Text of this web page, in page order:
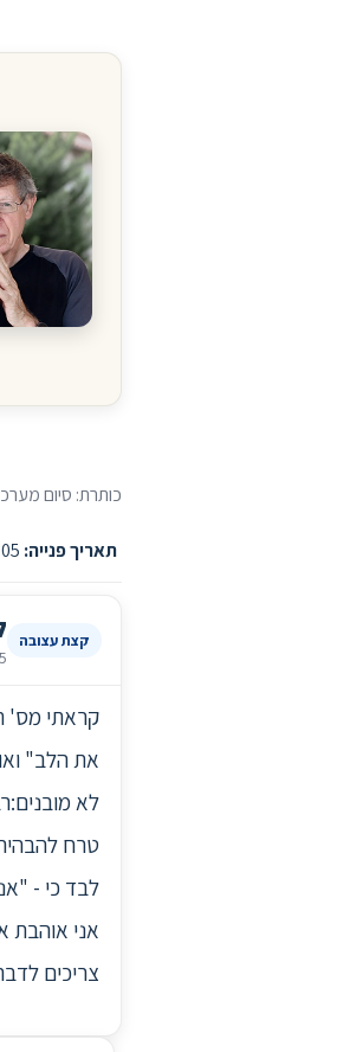
כותרת: סיום
תאריך פנייה:
קצת עצובה
קראתי מס'
לא
טרח
לבד כי -
אני אוהבת
צריכים